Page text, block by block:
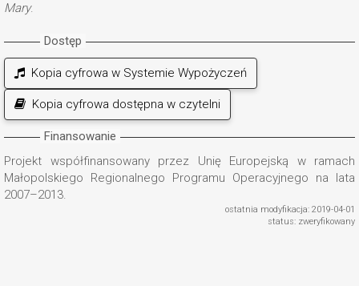
Mary.
Dostęp
Kopia cyfrowa w Systemie Wypożyczeń
Kopia cyfrowa dostępna w czytelni
Finansowanie
Projekt współfinansowany przez Unię Europejską w ramach
Małopolskiego Regionalnego Programu Operacyjnego na lata
2007–2013.
ostatnia modyfikacja: 2019-04-01
status: zweryfikowany